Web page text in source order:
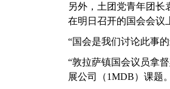
另外，土团党青年团长
在明日召开的国会会议
“国会是我们讨论此事
“敦拉萨镇国会议员拿
展公司（1MDB）课题